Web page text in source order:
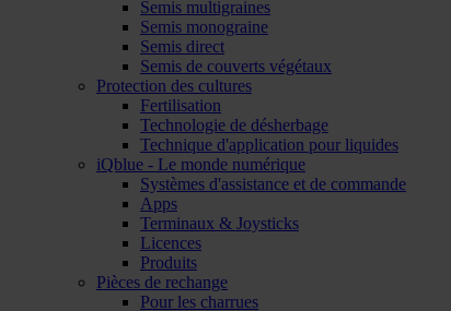
Semis multigraines
Semis monograine
Semis direct
Semis de couverts végétaux
Protection des cultures
Fertilisation
Technologie de désherbage
Technique d'application pour liquides
iQblue - Le monde numérique
Systèmes d'assistance et de commande
Apps
Terminaux & Joysticks
Licences
Produits
Pièces de rechange
Pour les charrues